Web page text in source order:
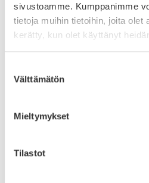
sivustoamme. Kumppanimme
tietoja muihin tietoihin, joita olet
kerätty, kun olet käyttänyt
valinta
Välttämätön
Mieltymykset
Tilastot
Hank­keen kes­to:
Bud­jet­ti: